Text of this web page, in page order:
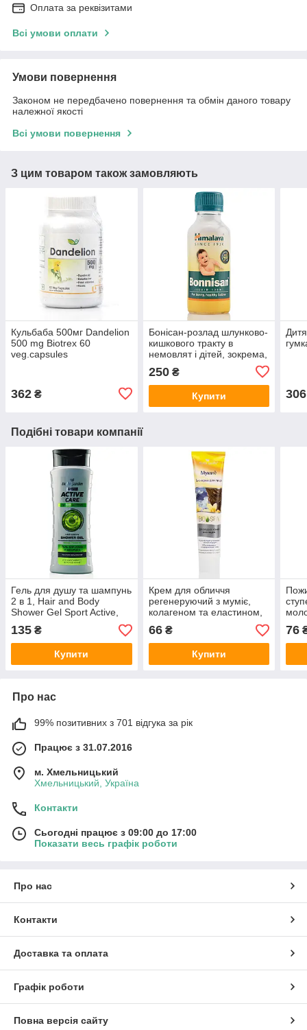
Оплата за реквізитами
Всі умови оплати
Умови повернення
Законом не передбачено повернення та обмін даного товару
належної якості
Всі умови повернення
З цим товаром також замовляють
Кульбаба 500мг Dandelion
500 mg Biotrex 60
veg.capsules
362 ₴
Бонісан-розлад шлунково-
кишкового тракту в
немовлят і дітей, зокрема,
Himalaya/100 ml
250₴
Купити 306
Подібні товари компанії
Гель для душу та шампунь
2 в 1, Hair and Body
Shower Gel Sport Active,
Belle Jardin, 400 ml
135 ₴
Купити
Крем для обличчя
регенеруючий з муміє,
колагеном та еластином,
Belle Jardin, 125 мл
66₴
Купити
76
Про нас
99% позитивних з 701 відгука за рік
Працює з 31.07.2016
м. Хмельницький
Хмельницький, Україна
Контакти
Сьогодні працює з 09:00 до 17:00
Показати весь графік роботи
Про нас
Контакти
Доставка та оплата
Графік роботи
Повна версія сайту